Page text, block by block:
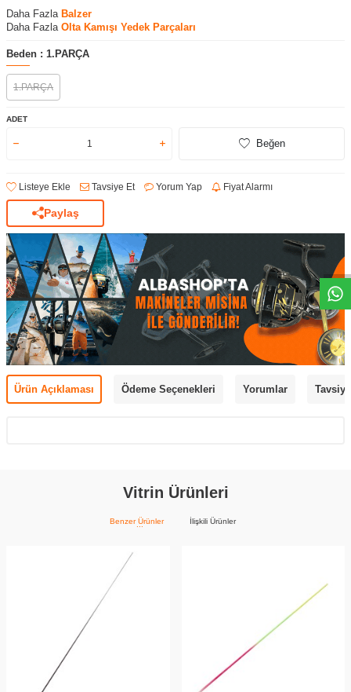
Daha Fazla Balzer
Daha Fazla Olta Kamışı Yedek Parçaları
Beden : 1.PARÇA
1.PARÇA
ADET
Beğen
Listeye Ekle Tavsiye Et Yorum Yap Fiyat Alarmı
Paylaş
Ürün Açıklaması Ödeme Seçenekleri Yorumlar
Vitrin Ürünleri
Benzer Ürünler İlişkili Ürünler